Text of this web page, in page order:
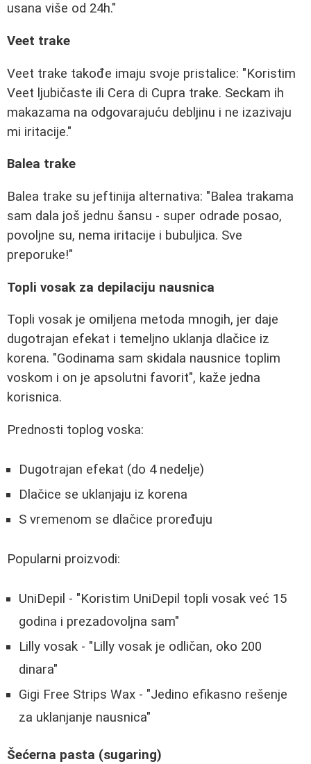
usana više od 24h."
Veet trake
Veet trake takođe imaju svoje pristalice: "Koristim
Veet ljubičaste ili Cera di Cupra trake. Seckam ih
makazama na odgovarajuću debljinu i ne izazivaju
mi iritacije."
Balea trake
Balea trake su jeftinija alternativa: "Balea trakama
sam dala još jednu šansu - super odrade posao,
povoljne su, nema iritacije i bubuljica. Sve
preporuke!"
Topli vosak za depilaciju nausnica
Topli vosak je omiljena metoda mnogih, jer daje
dugotrajan efekat i temeljno uklanja dlačice iz
korena. "Godinama sam skidala nausnice toplim
voskom i on je apsolutni favorit", kaže jedna
korisnica.
Prednosti toplog voska:
Dugotrajan efekat (do 4 nedelje)
Dlačice se uklanjaju iz korena
S vremenom se dlačice proređuju
Popularni proizvodi:
UniDepil - "Koristim UniDepil topli vosak već 15
godina i prezadovoljna sam"
Lilly vosak - "Lilly vosak je odličan, oko 200
dinara"
Gigi Free Strips Wax - "Jedino efikasno rešenje
za uklanjanje nausnica"
Šećerna pasta (sugaring)